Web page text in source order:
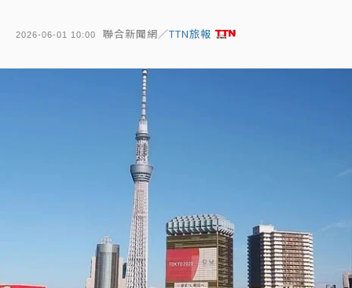
2026-06-01 10:00 聯合新聞網／TTN旅報